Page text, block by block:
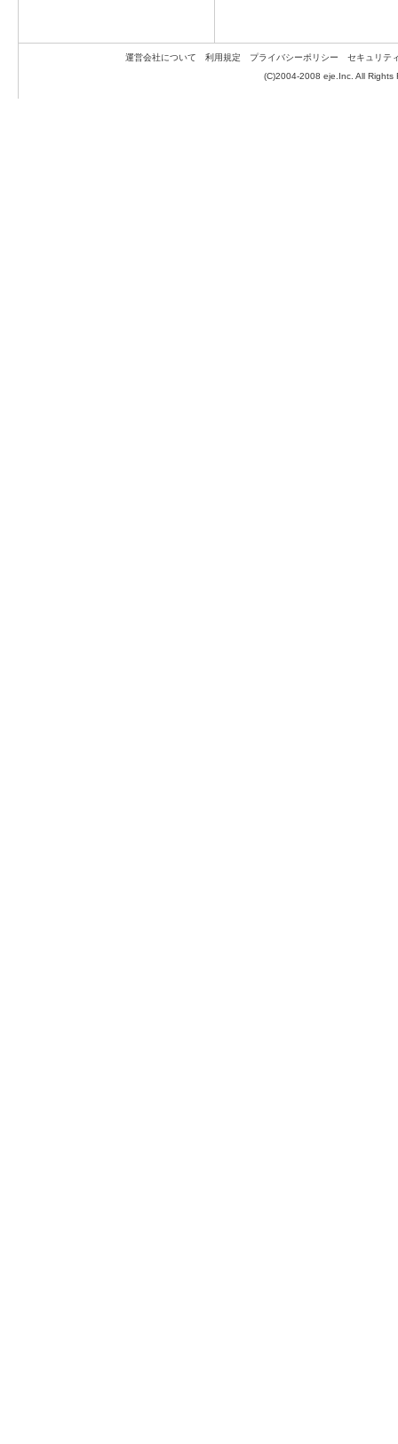
運営会社について 利用規定 プライバシーポリシー
セキュリテ
(C)2004-2008 eje.Inc. All Rights